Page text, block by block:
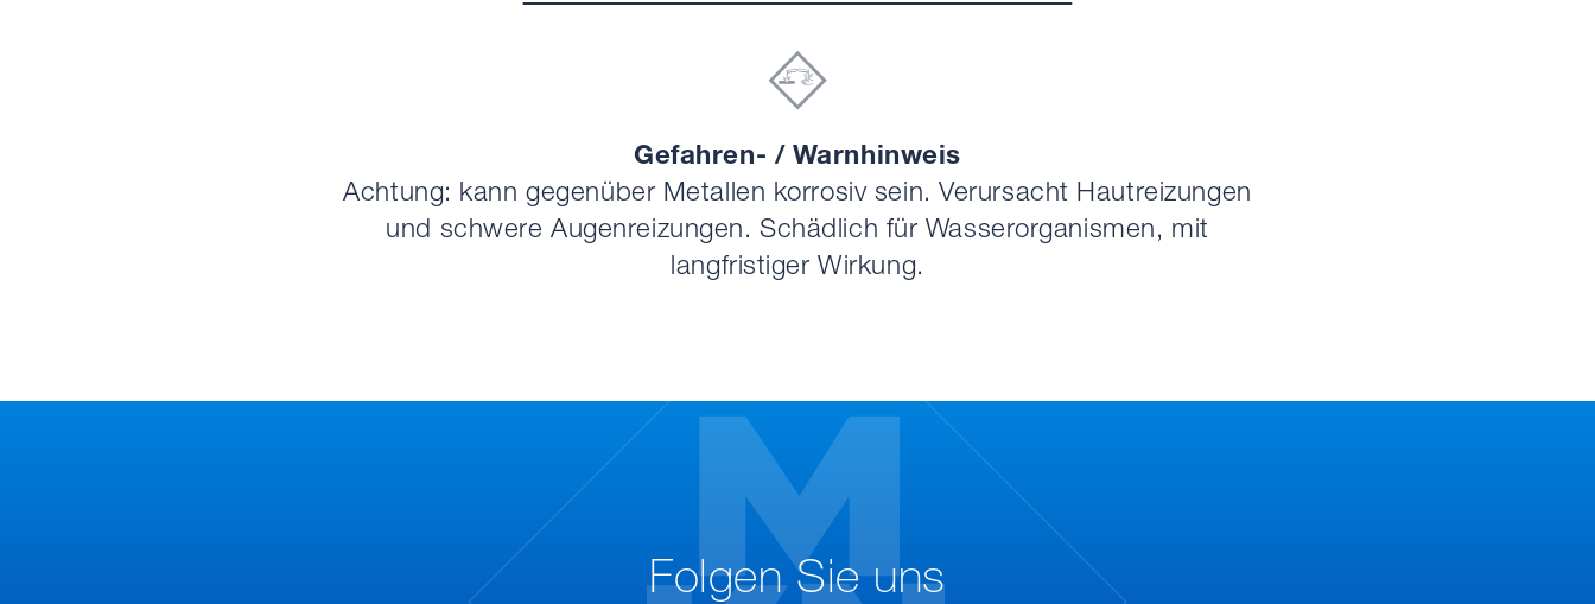
Gefahren- / Warnhinweis
Achtung: kann gegenüber Metallen korrosiv sein. Verursacht Hautreizungen
und schwere Augenreizungen. Schädlich für Wasserorganismen, mit
langfristiger Wirkung.
Folgen Sie uns